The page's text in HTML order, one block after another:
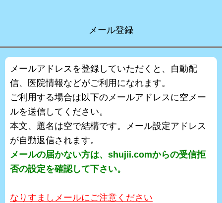
メール登録
メールアドレスを登録していただくと、自動配
信、医院情報などがご利用になれます。
ご利用する場合は以下のメールアドレスに空メー
ルを送信してください。
本文、題名は空で結構です。メール設定アドレス
が自動返信されます。
メールの届かない方は、shujii.comからの受信拒
否の設定を確認して下さい。
なりすましメールにご注意ください